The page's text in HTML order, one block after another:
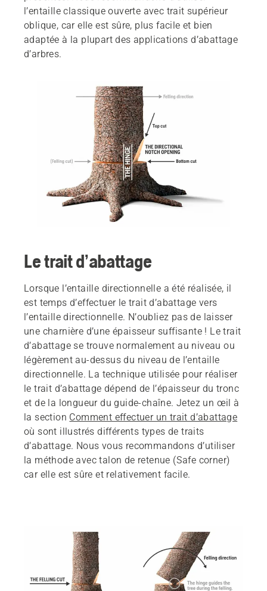
l’entaille classique ouverte avec trait supérieur
oblique, car elle est sûre, plus facile et bien
adaptée à la plupart des applications d’abattage
d’arbres.
Le trait d’abattage
Lorsque l’entaille directionnelle a été réalisée, il
est temps d’effectuer le trait d’abattage vers
l’entaille directionnelle. N’oubliez pas de laisser
une charnière d’une épaisseur suffisante ! Le trait
d’abattage se trouve normalement au niveau ou
légèrement au-dessus du niveau de l’entaille
directionnelle. La technique utilisée pour réaliser
le trait d’abattage dépend de l’épaisseur du tronc
et de la longueur du guide-chaîne. Jetez un œil à
la section Comment effectuer un trait d’abattage
où sont illustrés différents types de traits
d’abattage. Nous vous recommandons d’utiliser
la méthode avec talon de retenue (Safe corner)
car elle est sûre et relativement facile.